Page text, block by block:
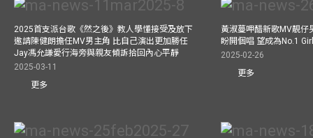
2025首支派台歌《然之後》教人學懂接受及放下
邀請陳健朗擔任MV男主角 比自己演出更加勝任
Jay馮允謙愛行海旁與親友傾訴拾回內心平靜
2025-03-11
更多
黃淑蔓呷醋新歌MV靚仔
盼開個唱 望成為No.1
2025-02-26
更多